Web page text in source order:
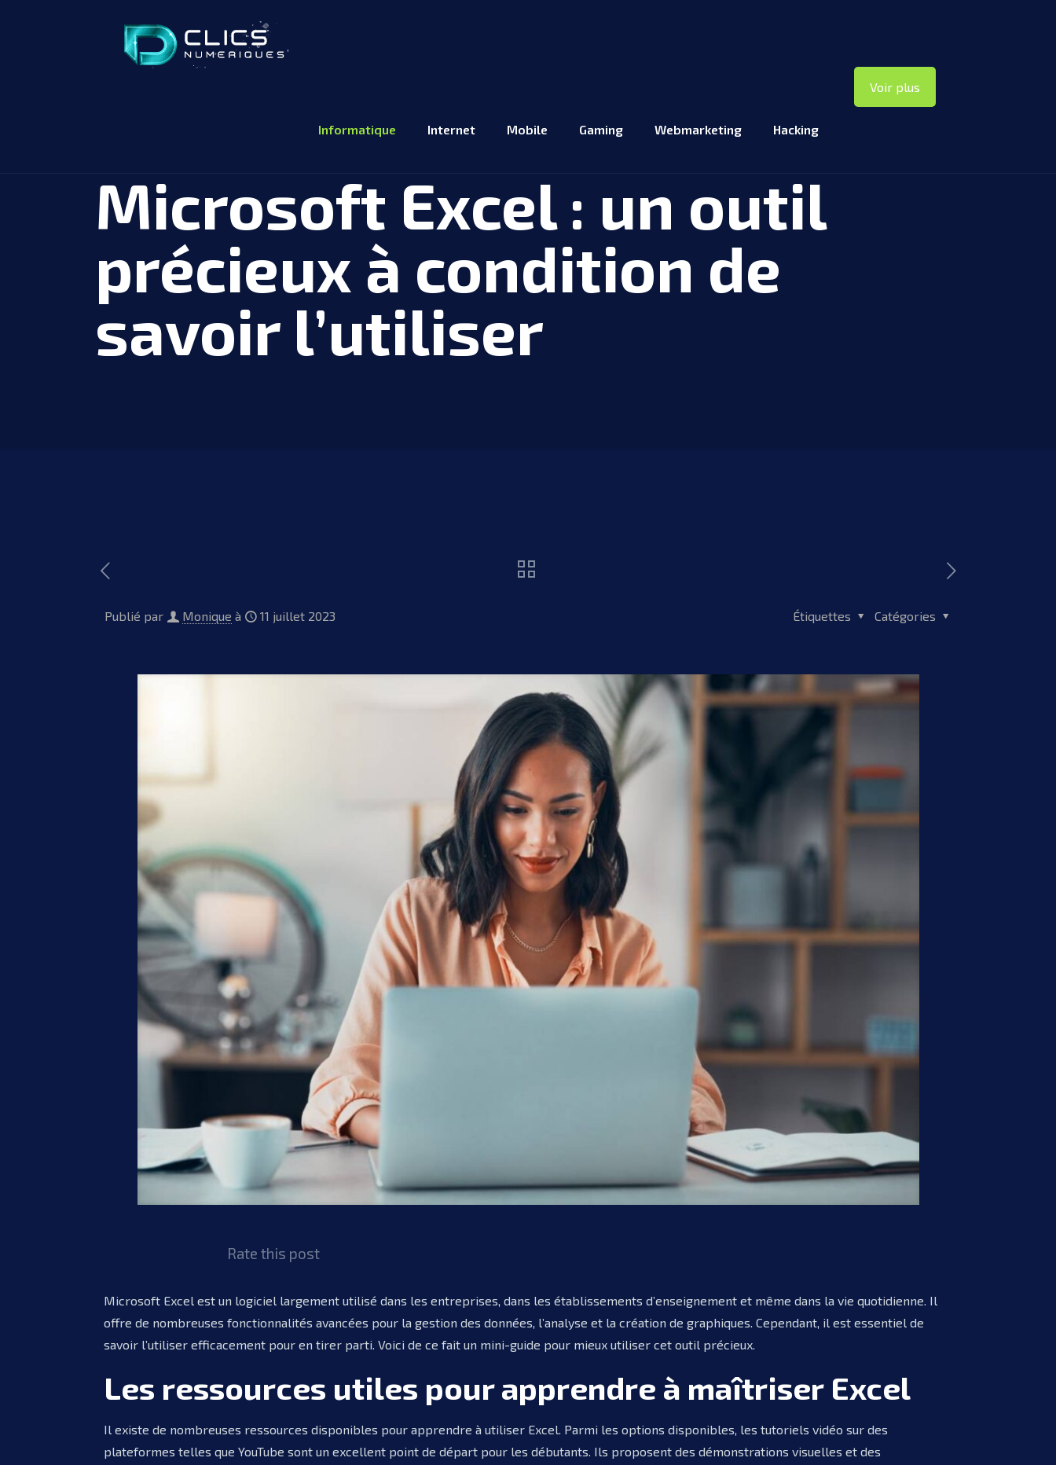
Informatique Internet Mobile Gaming Webmarketing Hacking
Voir plus
Microsoft Excel : un outil
précieux à condition de
savoir l’utiliser
Publié par Monique à 11 juillet 2023 Catégories
Étiquettes
Rate this post
Microsoft Excel est un logiciel largement utilisé dans les entreprises, dans les établissements d’enseignement et même dans la vie quotidienne. Il
offre de nombreuses fonctionnalités avancées pour la gestion des données, l’analyse et la création de graphiques. Cependant, il est essentiel de
savoir l’utiliser efficacement pour en tirer parti. Voici de ce fait un mini-guide pour mieux utiliser cet outil précieux.
Les ressources utiles pour apprendre à maîtriser Excel
Il existe de nombreuses ressources disponibles pour apprendre à utiliser Excel. Parmi les options disponibles, les tutoriels vidéo sur des
plateformes telles que YouTube sont un excellent point de départ pour les débutants. Ils proposent des démonstrations visuelles et des